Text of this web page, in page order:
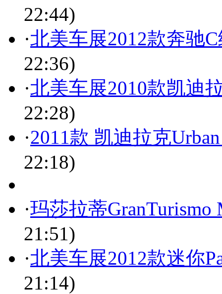
22:44)
·北美车展2012款奔驰
22:36)
·北美车展2010款凯迪
22:28)
·2011款 凯迪拉克
22:18)
·玛莎拉蒂GranTurismo
21:51)
·北美车展2012款迷你
21:14)